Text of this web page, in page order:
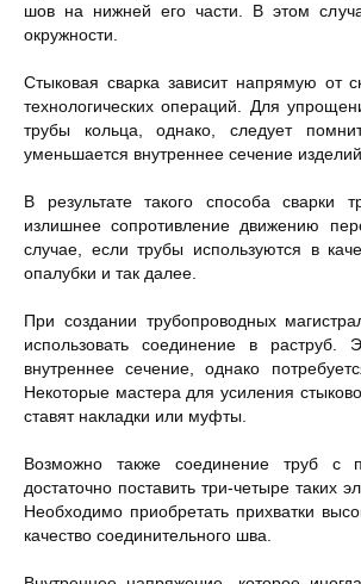
шов на нижней его части. В этом
окружности.
Стыковая сварка зависит напрямую от
технологических операций. Для
трубы кольца, однако, следует
уменьшается внутреннее сечение изделий.
В результате такого способа сварки
излишнее сопротивление движению
случае, если трубы используются в
опалубки и так далее.
При создании трубопроводных
использовать соединение в
внутреннее сечение, однако
Некоторые мастера для усиления
ставят накладки или муфты.
Возможно также соединение труб с
достаточно поставить три-четыре таких
Необходимо приобретать прихватки
качество соединительного шва.